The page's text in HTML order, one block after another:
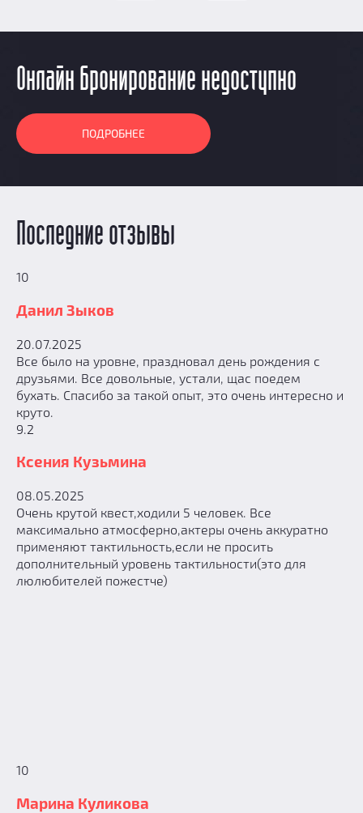
Онлайн бронирование недоступно
ПОДРОБНЕЕ
Последние отзывы
10
Данил Зыков
20.07.2025
Все было на уровне, праздновал день рождения с
друзьями. Все довольные, устали, щас поедем
бухать. Спасибо за такой опыт, это очень интересно и
круто.
9.2
Ксения Кузьмина
08.05.2025
Очень крутой квест,ходили 5 человек. Все
максимально атмосферно,актеры очень аккуратно
применяют тактильность,если не просить
дополнительный уровень тактильности(это для
люлюбителей пожестче)
10
Марина Куликова